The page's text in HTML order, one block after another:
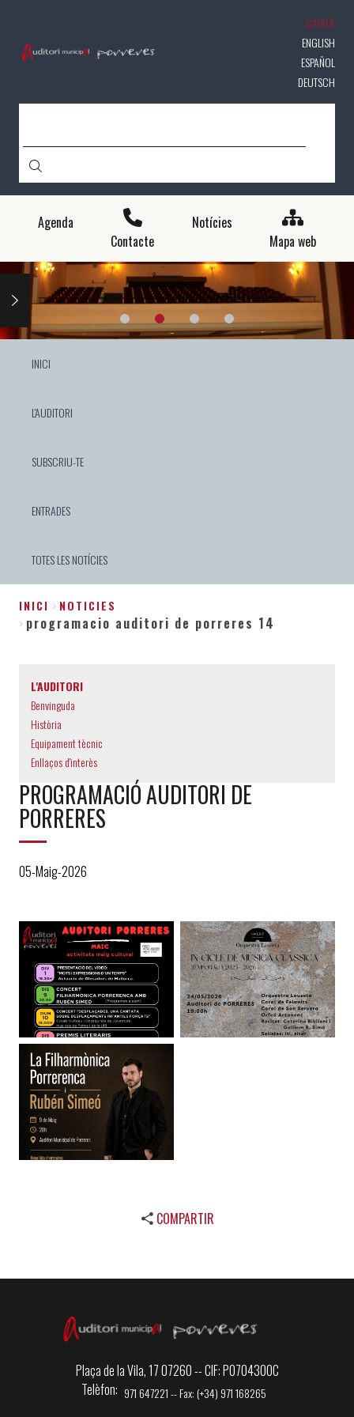
contingut
CATALÀ
ENGLISH
ESPAÑOL
DEUTSCH
Agenda
Contacte
Notícies
Mapa web
INICI
L'AUDITORI
SUBSCRIU-TE
ENTRADES
TOTES LES NOTÍCIES
Fil
INICI NOTICIES
programacio auditori de porreres 14
L'AUDITORI
Benvinguda
Història
Equipament tècnic
Enllaços d'interès
PROGRAMACIÓ AUDITORI DE
PORRERES
05-Maig-2026
COMPARTIR
Plaça de la Vila, 17 07260 -- CIF: P0704300C
Telèfon
971 647221 -- Fax: (+34) 971 168265